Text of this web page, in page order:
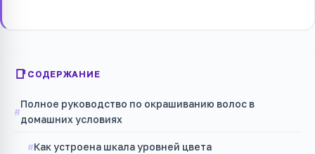
СОДЕРЖАНИЕ
Полное руководство по окрашиванию волос в
домашних условиях
Как устроена шкала уровней цвета